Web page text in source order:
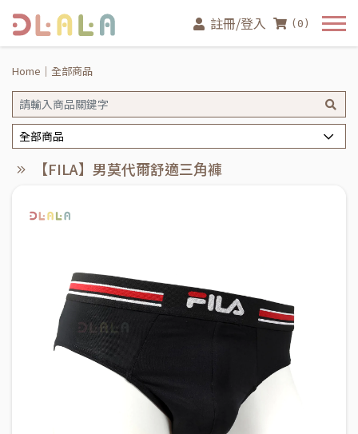
註冊/登入 (0)
Home 全部商品
全部商品
【FILA】男莫代爾舒適三角褲